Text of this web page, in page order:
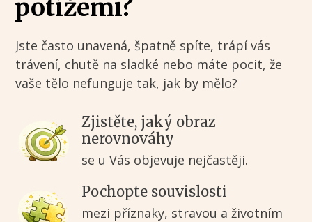
potížemi?
Jste často unavená, špatně spíte, trápí vás
trávení, chutě na sladké nebo máte pocit, že
vaše tělo nefunguje tak, jak by mělo?
Zjistěte, jaký obraz
nerovnováhy
se u Vás objevuje nejčastěji.
Pochopte souvislosti
mezi příznaky, stravou a životním